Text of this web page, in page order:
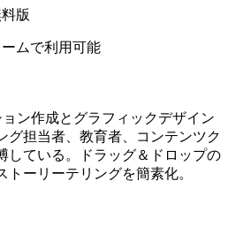
版
ムで利用可能
ン作成とグラフィックデザイン
グ担当者、教育者、コンテンツク
している。ドラッグ＆ドロップの
ーリーテリングを簡素化。